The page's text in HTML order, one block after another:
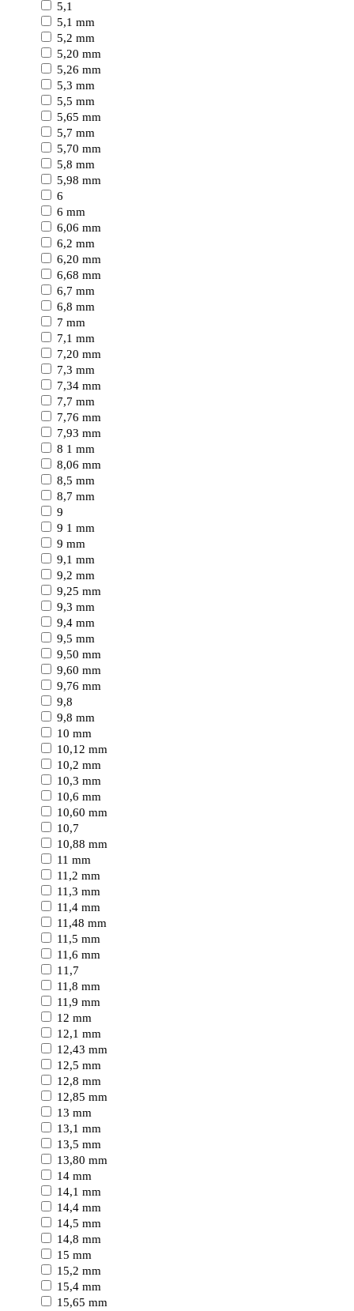
5,1
5,1 mm
5,2 mm
5,20 mm
5,26 mm
5,3 mm
5,5 mm
5,65 mm
5,7 mm
5,70 mm
5,8 mm
5,98 mm
6
6 mm
6,06 mm
6,2 mm
6,20 mm
6,68 mm
6,7 mm
6,8 mm
7 mm
7,1 mm
7,20 mm
7,3 mm
7,34 mm
7,7 mm
7,76 mm
7,93 mm
8 1 mm
8,06 mm
8,5 mm
8,7 mm
9
9 1 mm
9 mm
9,1 mm
9,2 mm
9,25 mm
9,3 mm
9,4 mm
9,5 mm
9,50 mm
9,60 mm
9,76 mm
9,8
9,8 mm
10 mm
10,12 mm
10,2 mm
10,3 mm
10,6 mm
10,60 mm
10,7
10,88 mm
11 mm
11,2 mm
11,3 mm
11,4 mm
11,48 mm
11,5 mm
11,6 mm
11,7
11,8 mm
11,9 mm
12 mm
12,1 mm
12,43 mm
12,5 mm
12,8 mm
12,85 mm
13 mm
13,1 mm
13,5 mm
13,80 mm
14 mm
14,1 mm
14,4 mm
14,5 mm
14,8 mm
15 mm
15,2 mm
15,4 mm
15,65 mm